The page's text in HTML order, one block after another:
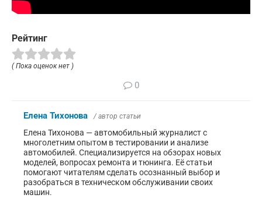
Рейтинг
( Пока оценок нет )
0
Елена Тихонова / автор статьи
Елена Тихонова — автомобильный журналист с
многолетним опытом в тестировании и анализе
автомобилей. Специализируется на обзорах новых
моделей, вопросах ремонта и тюнинга. Её статьи
помогают читателям сделать осознанный выбор и
разобраться в техническом обслуживании своих
машин.